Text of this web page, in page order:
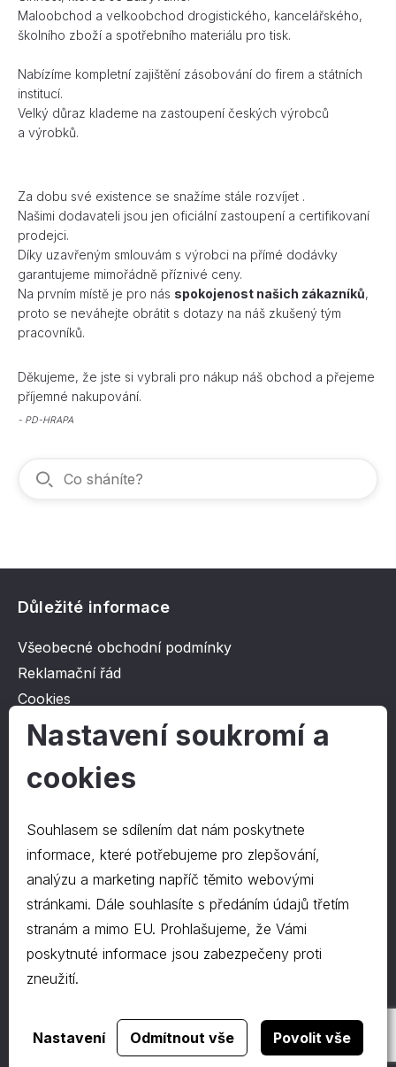
Maloobchod a velkoobchod drogistického, kancelářského,
školního zboží a spotřebního materiálu pro tisk.
Nabízíme kompletní zajištění zásobování do firem a státních
institucí.
Velký důraz klademe na zastoupení českých výrobců
a výrobků.
Za dobu své existence se snažíme stále rozvíjet .
Našimi dodavateli jsou jen oficiální zastoupení a certifikovaní
prodejci.
Díky uzavřeným smlouvám s výrobci na přímé dodávky
garantujeme mimořádně příznivé ceny.
Na prvním místě je pro nás spokojenost našich zákazníků,
proto se neváhejte obrátit s dotazy na náš zkušený tým
pracovníků.
Děkujeme, že jste si vybrali pro nákup náš obchod a přejeme
příjemné nakupování.
- PD-HRAPA
Důležité informace
Všeobecné obchodní podmínky
Reklamační řád
Cookies
Ochrana osobních údajů
O společnosti
Kontakt
O nás
Kontakty
577 222 666
©2024 PD-HRAPA s.r.o.
Realizace webudgstudio.
Nastavení soukromí a
cookies
Souhlasem se sdílením dat nám poskytnete
informace, které potřebujeme pro zlepšování,
analýzu a marketing napříč těmito webovými
stránkami. Dále souhlasíte s předáním údajů třetím
stranám a mimo EU. Prohlašujeme, že Vámi
poskytnuté informace jsou zabezpečeny proti
zneužití.
Nastavení Odmítnout vše Povolit vše